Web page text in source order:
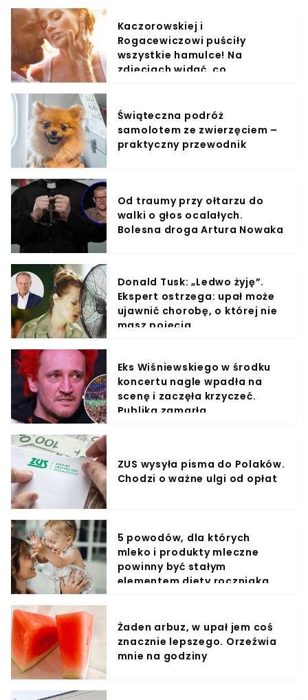
Kaczorowskiej i
Rogacewiczowi puściły
wszystkie hamulce! Na
zdjęciach widać, co
Świąteczna podróż
samolotem ze zwierzęciem –
praktyczny przewodnik
Od traumy przy ołtarzu do
walki o głos ocalałych.
Bolesna droga Artura Nowaka
Donald Tusk: „Ledwo żyję”.
Ekspert ostrzega: upał może
ujawnić chorobę, o której nie
masz pojęcia
Eks Wiśniewskiego w środku
koncertu nagle wpadła na
scenę i zaczęła krzyczeć.
Publika zamarła
ZUS wysyła pisma do Polaków.
Chodzi o ważne ulgi od opłat
5 powodów, dla których
mleko i produkty mleczne
powinny być stałym
elementem diety roczniaka
Żaden arbuz, w upał jem coś
znacznie lepszego. Orzeźwia
mnie na godziny